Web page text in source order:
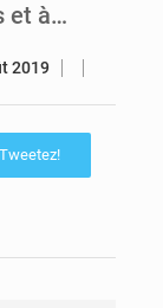
et à…
2019
Tweetez!